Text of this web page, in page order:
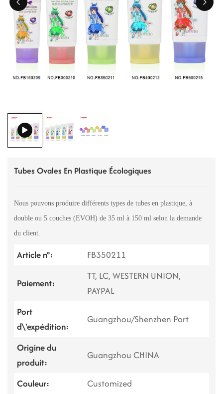
Tiếng việt
中文
Tubes Ovales En Plastique Écologiques
Nous pouvons produire différents types de tubes en plastique, à
double ou 5 couches (EVOH) de 35 ml à 150 ml selon la demande
du client.
Article n°: FB350211
Paiement:
TT, LC, WESTERN UNION,
PAYPAL
Port
d\'expédition:
Guangzhou/Shenzhen Port
Origine du
produit:
Guangzhou CHINA
Couleur:
Customized